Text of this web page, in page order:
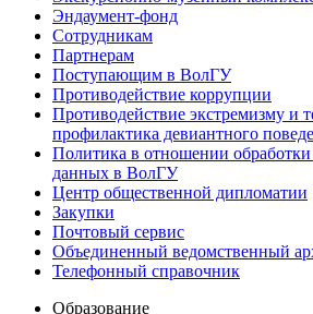
Эндаумент-фонд
Сотрудникам
Партнерам
Поступающим в ВолГУ
Противодействие коррупции
Противодействие экстремизму и
профилактика девиантного
Политика в отношении
данных в ВолГУ
Центр общественной дипломатии
Закупки
Почтовый сервис
Объединенный ведомственный
Телефонный справочник
Образование